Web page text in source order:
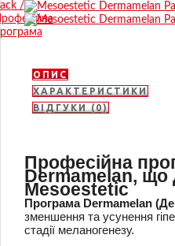
ОПИС
ХАРАКТЕРИСТИКИ
ВІДГУКИ (0)
Професійна
Dermamelan, що
Mesoestetic
Програма Dermamelan
зменшення та усунення
стадії меланогенезу.